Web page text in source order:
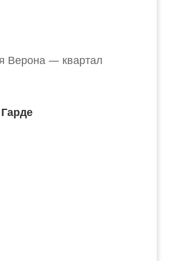
Верона — квартал